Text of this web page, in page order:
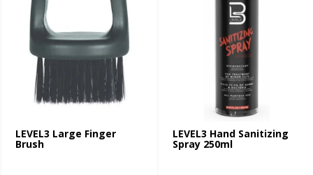
LEVEL3 Large Finger
Brush
LEVEL3 Hand Sanitizing
Spray 250ml